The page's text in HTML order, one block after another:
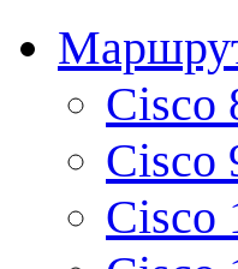
Cisco
Cisco
Cisco